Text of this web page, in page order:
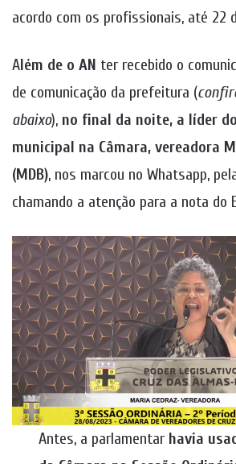
acordo com os profissionais, até 22
Além de o AN ter recebido o
de comunicação da prefeitura (
abaixo), no final da noite, a líder
municipal na Câmara, vereadora
(MDB), nos marcou no Whatsapp,
chamando a atenção para a nota do
Antes, a parlamentar havia